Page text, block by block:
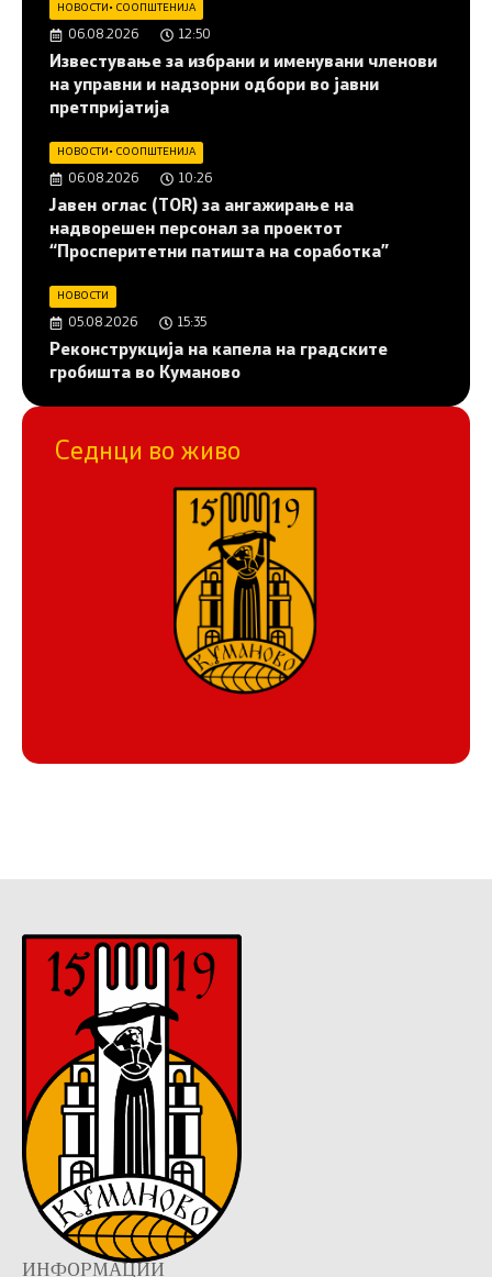
НОВОСТИ • СООПШТЕНИЈА
06.08.2026 12:50
Известување за избрани и именувани членови
на управни и надзорни одбори во јавни
претпријатија
НОВОСТИ • СООПШТЕНИЈА
06.08.2026 10:26
Јавен оглас (ТОR) за ангажирање на
надворешен персонал за проектот
“Просперитетни патишта на соработка”
НОВОСТИ
05.08.2026 15:35
Реконструкција на капела на градските
гробишта во Куманово
Седнци во живо
ИНФОРМАЦИИ